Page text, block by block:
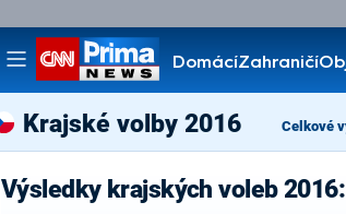
DomácíZahraničí
Pořady
Krajské volby 2016 Celkové
Výsledky krajských voleb